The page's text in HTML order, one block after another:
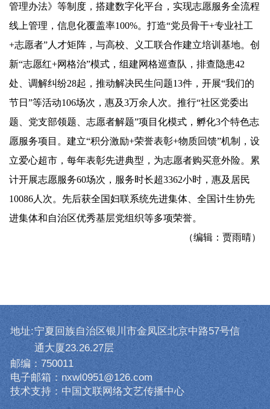
管理办法》等制度，搭建数字化平台，实现志愿服务全流程
线上管理，信息化覆盖率100%。打造“党员骨干+专业社工
+志愿者”人才矩阵，与高校、义工联合作建立培训基地。创
新“志愿红+网格治”模式，组建网格巡查队，排查隐患42
处、调解纠纷28起，推动解决民生问题13件，开展“我们的
节日”等活动106场次，惠及3万余人次。推行“社区党委出
题、党支部领题、志愿者解题”项目化模式，孵化3个特色志
愿服务项目。建立“积分激励+荣誉表彰+物质回馈”机制，设
立爱心超市，每年表彰先进典型，为志愿者购买意外险。累
计开展志愿服务60场次，服务时长超3362小时，惠及居民
10086人次。先后获全国妇联系统先进集体、全国计生协先
进集体和自治区优秀基层党组织等多项荣誉。
（编辑：贾雨晴）
地址:宁夏回族自治区银川市金凤区北京中路57号信
通大厦23.26.27层
邮编：750011
电子邮箱：nxwl0951@126.com
技术支持：中国文联网络文艺传播中心